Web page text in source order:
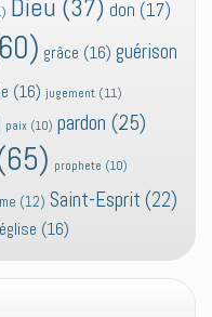
Dieu (37) don (17)
grâce (16) guérison
(16) jugement (11)
paix (10) pardon (25)
prophete (10)
(12) Saint-Esprit (22)
église (16)